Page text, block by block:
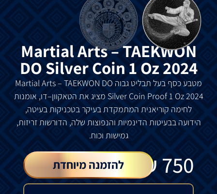
Martial Arts – TAEKWON
DO Silver Coin 1 Oz 2024
מטבעכסף בעל תבליט גבוה Martial Arts – TAEKWON DO
Silver Coin Proof 1 Oz 2024 מציג את הטאקוון–דו, אומנות
לחימה קוריאנית המתמקדתבעיקרבטכניקותבעיטה,
הידועה בבעיטות הדינמיות והנפוצות שלה, הדורשותזריזות,
גמישות וכוח.
750
₪ להזמנה מיוחדת